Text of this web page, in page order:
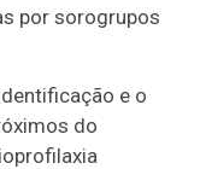
por sorogrupos
e o
do